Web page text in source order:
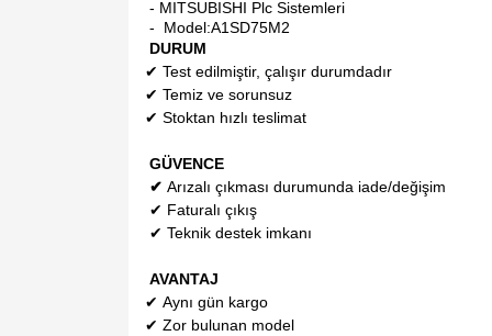
- MITSUBISHI Plc Sistemleri
- Model:A1SD75M2
DURUM
✔ Test edilmiştir, çalışır durumdadır
✔ Temiz ve sorunsuz
✔ Stoktan hızlı teslimat
GÜVENCE
✔ Arızalı çıkması durumunda iade/değişim
✔ Faturalı çıkış
✔ Teknik destek imkanı
AVANTAJ
✔ Aynı gün kargo
✔ Zor bulunan model